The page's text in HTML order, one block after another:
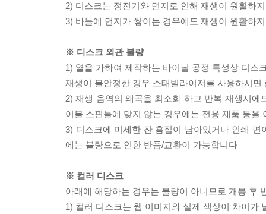
2) 디스크는 정전기와 먼지로 인해 재생이 원활하
3) 바늘에 먼지가 쌓이는 경우에도 재생이 원활하
※ 디스크 외관 불량
1) 열을 가하여 제작하는 바이닐 공정 특성상 디스
재생이 불안정한 경우 스태빌라이저를 사용하시
2) 재생 음역의 왜곡을 최소화 하고 반복 재생시
이블 스핀들에 맞지 않는 경우에는 전용 제품 등
3) 디스크에 미세한 잔 흠집이 남아있거나 인쇄
에는 불량으로 인한 반품/교환이 가능합니다
※ 컬러 디스크
아래에 해당하는 경우는 불량이 아니므로 개봉 후
1) 컬러 디스크는 웹 이미지와 실제 색상이 차이가